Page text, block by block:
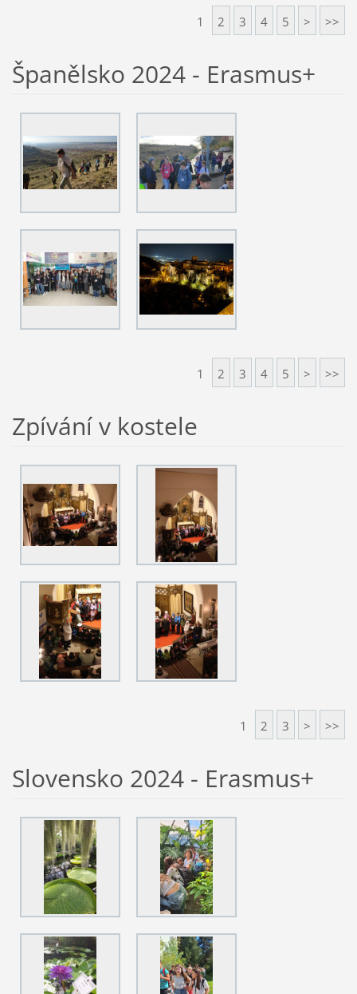
1 2 3 4 5 > >>
Španělsko 2024 - Erasmus+
1 2 3 4 5 > >>
Zpívání v kostele
1 2 3 > >>
Slovensko 2024 - Erasmus+